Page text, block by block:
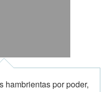
hambrientas por poder,